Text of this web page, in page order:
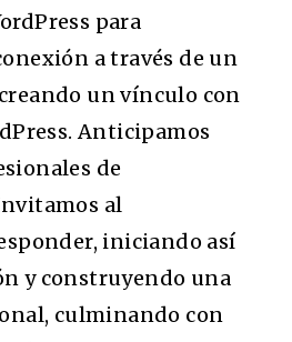
para
a través de un
un vínculo con
Anticipamos
de
al
iniciando así
y construyendo una
culminando con